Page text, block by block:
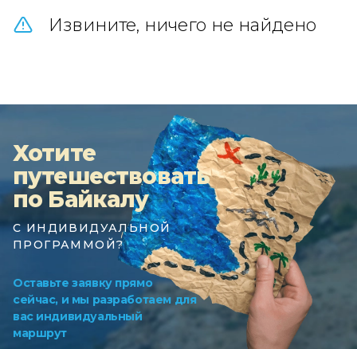
Извините, ничего не найдено
Хотите
путешествовать
по Байкалу
С ИНДИВИДУАЛЬНОЙ
ПРОГРАММОЙ?
Оставьте заявку прямо
сейчас, и мы разработаем для
вас индивидуальный
маршрут